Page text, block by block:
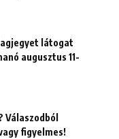
látogat
augusztus 11-
Válaszodból
figyelmes!